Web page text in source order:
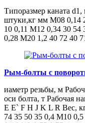
Типоразмер каната
штуки,кг мм M08 0,14
10 0,11 M12 0,34 30 54
0,28 M20 1,2 40 72 40
Рым-болты с
иаметр резьбы, м
оси болта, т Рабочая
E E` F H J K L R Вес,
74 35 50 35 0,4 М10